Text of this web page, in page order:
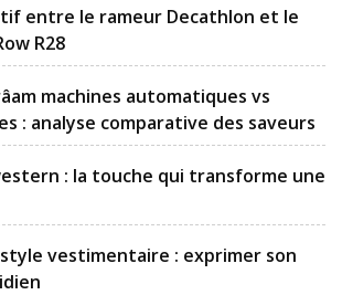
entre le rameur Decathlon et le
R28
machines automatiques vs
: analyse comparative des saveurs
: la touche qui transforme une
vestimentaire : exprimer son